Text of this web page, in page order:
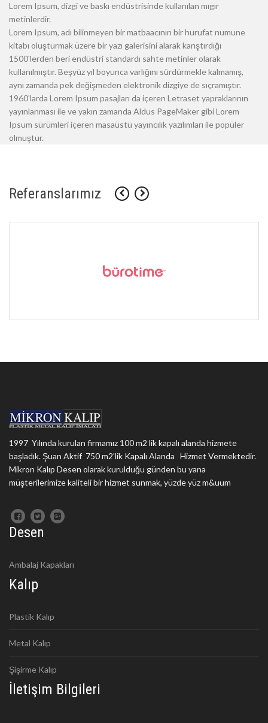
Lorem Ipsum, dizgi ve baskı endüstrisinde kullanılan mıgır
metinlerdir.
Lorem Ipsum, adı bilinmeyen bir matbaacının bir hurufat numune
kitabı oluşturmak üzere bir yazı galerisini alarak karıştırdığı
1500'lerden beri endüstri standardı sahte metinler olarak
kullanılmıştır. Beşyüz yıl boyunca varlığını sürdürmekle kalmamış,
aynı zamanda pek değişmeden elektronik dizgiye de sıçramıştır.
1960'larda Lorem Ipsum pasajları da içeren Letraset yapraklarının
yayınlanması ile ve yakın zamanda Aldus PageMaker gibi Lorem
Ipsum sürümleri içeren masaüstü yayıncılık yazılımları ile popüler
olmuştur.
Referanslarımız
1997 Yılında kurulan firmamız 100 m2 lik kapalı alanda hizmete
başladık. Şuan Aktif 750 m2'lik Kapalı Alanda Hizmet Vermektedir.
Mikron Kalıp Desen olarak kurulduğu günden bu yana
müşterilerimize kaliteli bir hizmet sunmak, yüzde yüz m&uum
Desen
Ambalaj Kapakları
Kalıp
Plastik Kalıp
Metal Kalıp
Şişirme Kalıp
İletişim Bilgileri